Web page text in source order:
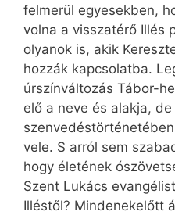
felmerül egyesekben,
volna a visszatérő Illés
olyanok is, akik
hozzák kapcsolatba.
úrszínváltozás Tábor-
elő a neve és alakja, de
vele. S arról sem
hogy életének
Szent Lukács
Illéstől? Mindenekelőtt